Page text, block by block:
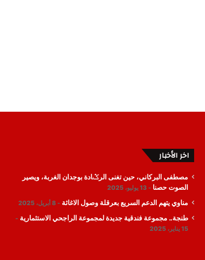
اخر الأخبار
مصطفى البركاني، حين تغنى الرݣادة بوجدان الغربة، ويصير
الصوت حصنا
13 يوليو، 2025
مناوي يتهم الدعم السريع بعرقلة وصول الاغاثة 8 أبريل، 2025
طنجة.. مجموعة فندقية جديدة لمجموعة الراجحي الاستثمارية
15 يناير، 2025